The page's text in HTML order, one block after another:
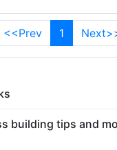
<<Prev 1
building tips and